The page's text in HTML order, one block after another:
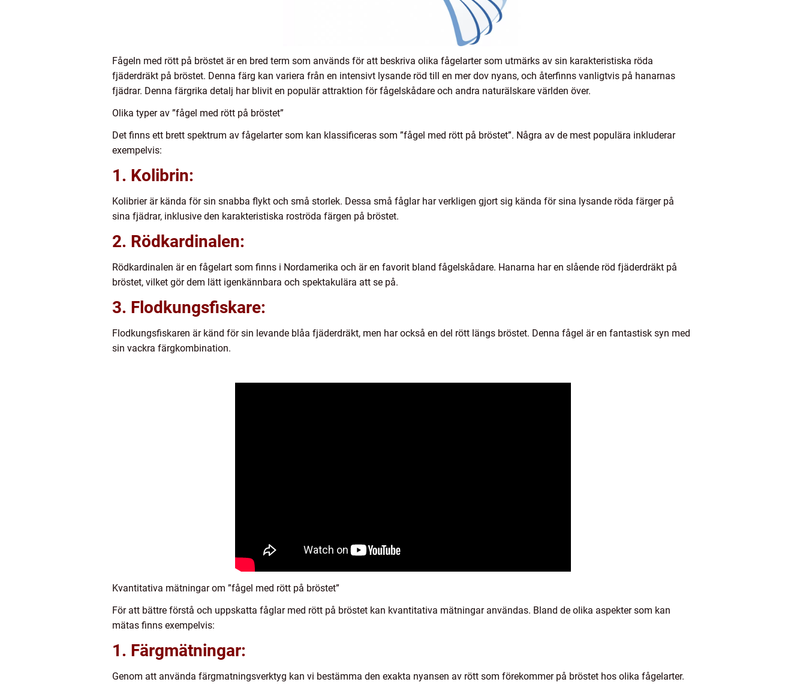
Fågeln med rött på bröstet är en bred term som används för att beskriva olika fågelarter som utmärks av sin karakteristiska röda
fjäderdräkt på bröstet. Denna färg kan variera från en intensivt lysande röd till en mer dov nyans, och återfinns vanligtvis på hanarnas
fjädrar. Denna färgrika detalj har blivit en populär attraktion för fågelskådare och andra naturälskare världen över.
Olika typer av ”fågel med rött på bröstet”
Det finns ett brett spektrum av fågelarter som kan klassificeras som ”fågel med rött på bröstet”. Några av de mest populära inkluderar
exempelvis:
1. Kolibrin:
Kolibrier är kända för sin snabba flykt och små storlek. Dessa små fåglar har verkligen gjort sig kända för sina lysande röda färger på
sina fjädrar, inklusive den karakteristiska roströda färgen på bröstet.
2. Rödkardinalen:
Rödkardinalen är en fågelart som finns i Nordamerika och är en favorit bland fågelskådare. Hanarna har en slående röd fjäderdräkt på
bröstet, vilket gör dem lätt igenkännbara och spektakulära att se på.
3. Flodkungsfiskare:
Flodkungsfiskaren är känd för sin levande blåa fjäderdräkt, men har också en del rött längs bröstet. Denna fågel är en fantastisk syn med
sin vackra färgkombination.
Kvantitativa mätningar om ”fågel med rött på bröstet”
För att bättre förstå och uppskatta fåglar med rött på bröstet kan kvantitativa mätningar användas. Bland de olika aspekter som kan
mätas finns exempelvis:
1. Färgmätningar:
Genom att använda färgmatningsverktyg kan vi bestämma den exakta nyansen av rött som förekommer på bröstet hos olika fågelarter.